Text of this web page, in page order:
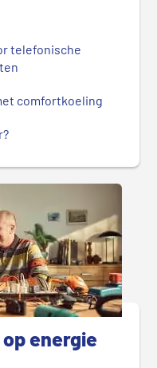
telefonische
comfortkoeling
energie